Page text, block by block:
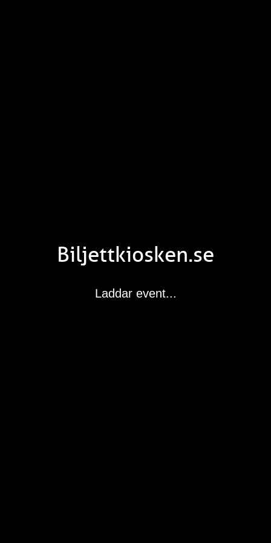
Biljettkiosken.se
Laddar event...